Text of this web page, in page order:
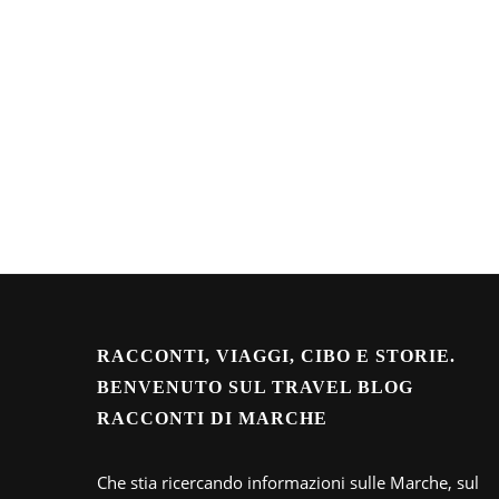
RACCONTI, VIAGGI, CIBO E STORIE.
BENVENUTO SUL TRAVEL BLOG
RACCONTI DI MARCHE
Che stia ricercando informazioni sulle Marche, sul